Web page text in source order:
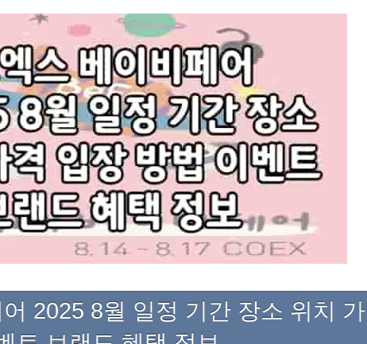
2025 8월 일정 기간 장소 위치 가